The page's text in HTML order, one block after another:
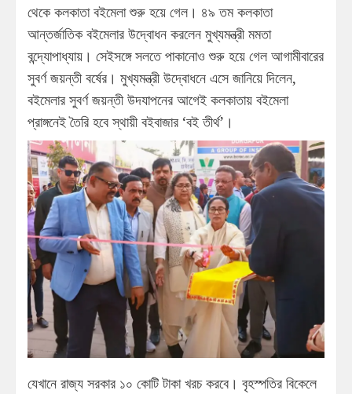
থেকে কলকাতা বইমেলা শুরু হয়ে গেল। ৪৯ তম কলকাতা
আন্তর্জাতিক বইমেলার উদ্বোধন করলেন মুখ্যমন্ত্রী মমতা
বন্দ্যোপাধ্যায়। সেইসঙ্গে সলতে পাকানোও শুরু হয়ে গেল আগামীবারের
সুবর্ণ জয়ন্তী বর্ষের। মুখ্যমন্ত্রী উদ্বোধনে এসে জানিয়ে দিলেন,
বইমেলার সুবর্ণ জয়ন্তী উদযাপনের আগেই কলকাতায় বইমেলা
প্রাঙ্গনেই তৈরি হবে স্থায়ী বইবাজার ‘বই তীর্থ’।
যেখানে রাজ্য সরকার ১০ কোটি টাকা খরচ করবে। বৃহস্পতির বিকেলে